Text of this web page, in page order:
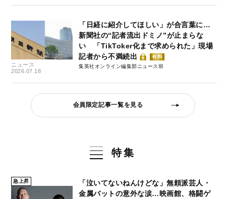
ニュース
2026.07.18
「日経に紹介してほしい」が合言葉に…
新聞社の“記者流出ドミノ”が止まらな
い 「TikToker化まで求められた」現場
記者から不満続出
有料
集英社オンライン編集部ニュース班
会員限定記事一覧を見る
特集
急上昇
「泣いてないねんけどな」無頼派芸人・
金属バットの意外な涙…映画館、格闘ゲ